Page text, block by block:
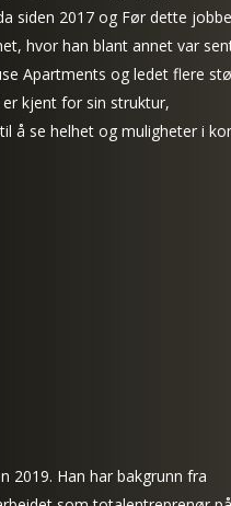
siden 2017 og Før dette
hvor han blant annet var
Apartments og ledet flere
kjent for sin struktur,
å se helhet og muligheter i
2019. Han har bakgrunn fra